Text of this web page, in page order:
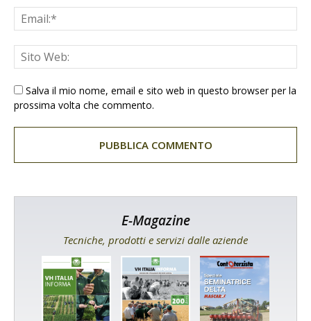
Salva il mio nome, email e sito web in questo browser per la
prossima volta che commento.
E-Magazine
Tecniche, prodotti e servizi dalle aziende